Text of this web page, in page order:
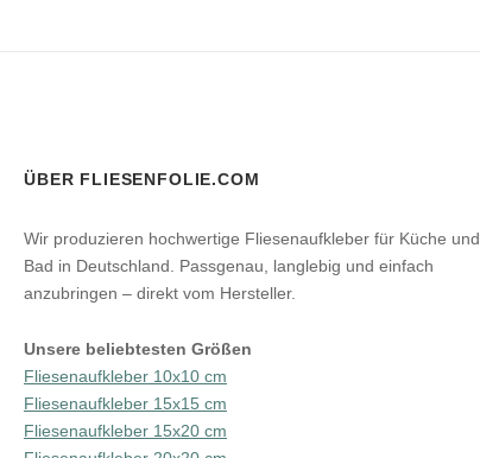
ÜBER FLIESENFOLIE.COM
Wir produzieren hochwertige Fliesenaufkleber für Küche und
Bad in Deutschland. Passgenau, langlebig und einfach
anzubringen – direkt vom Hersteller.
Unsere beliebtesten Größen
Fliesenaufkleber 10x10 cm
Fliesenaufkleber 15x15 cm
Fliesenaufkleber 15x20 cm